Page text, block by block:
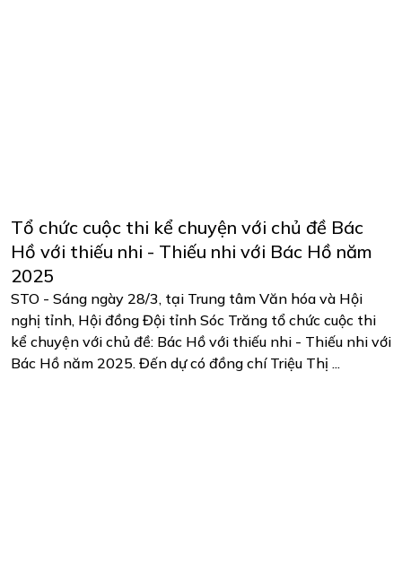
Tổ chức cuộc thi kể chuyện với chủ đề Bác
Hồ với thiếu nhi - Thiếu nhi với Bác Hồ năm
2025
STO - Sáng ngày 28/3, tại Trung tâm Văn hóa và Hội
nghị tỉnh, Hội đồng Đội tỉnh Sóc Trăng tổ chức cuộc thi
kể chuyện với chủ đề: Bác Hồ với thiếu nhi - Thiếu nhi với
Bác Hồ năm 2025. Đến dự có đồng chí Triệu Thị ...